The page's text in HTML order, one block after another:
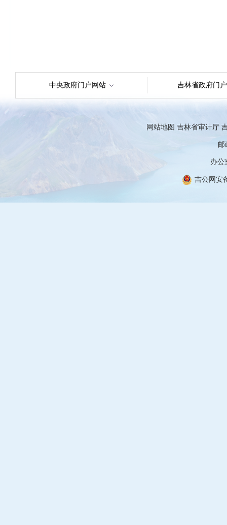
中央政府门户网站 吉林省政府门
网站地图 吉林省审计厅
邮
办公
吉公网安